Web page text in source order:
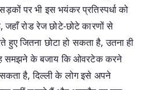
पर भी इस भयंकर प्रतिस्पर्धा को
रोड रेज छोटे-छोटे कारणों से
जितना छोटा हो सकता है, उतना ही
समझने के बजाय कि ओवरटेक करने
है, दिल्ली के लोग इसे अपने